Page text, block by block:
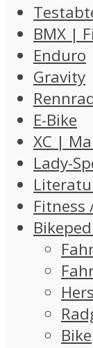
BMX |
Enduro
Gravity
E-Bike
XC |
Lady-
Fitness